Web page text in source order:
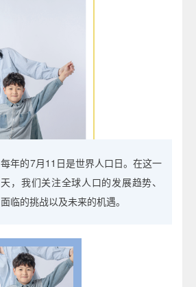
每年的7月11日是世界人口日。在这一
天，我们关注全球人口的发展趋势、
面临的挑战以及未来的机遇。